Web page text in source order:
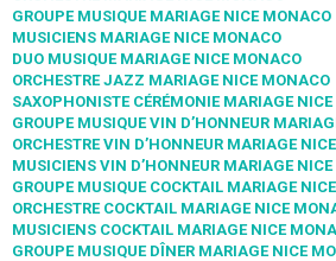
GROUPE MUSIQUE MARIAGE NICE MONACO
MUSICIENS MARIAGE NICE MONACO
DUO MUSIQUE MARIAGE NICE MONACO
ORCHESTRE JAZZ MARIAGE NICE MONACO
SAXOPHONISTE CÉRÉMONIE MARIAGE
GROUPE MUSIQUE VIN D’HONNEUR
ORCHESTRE VIN D’HONNEUR MARIAGE
MUSICIENS VIN D’HONNEUR MARIAGE
GROUPE MUSIQUE COCKTAIL MARIAGE
ORCHESTRE COCKTAIL MARIAGE NICE
MUSICIENS COCKTAIL MARIAGE NICE
GROUPE MUSIQUE DÎNER MARIAGE NICE